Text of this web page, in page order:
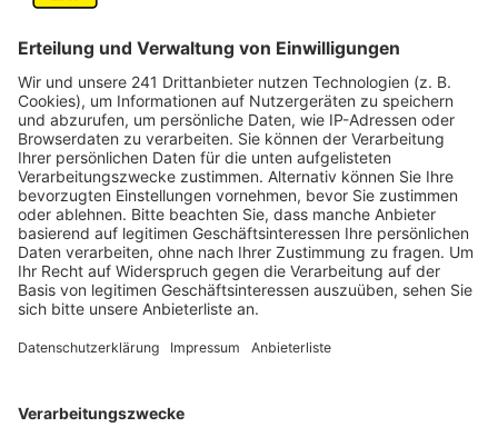
Autoverkehr gesperrt ist.
Veröffentlicht:Dienstag, 18.05.2021 13:51
Anzeige
Noch weiss die Polizei aber nicht, wann genau das
Rennen am Wochenende war, wem die Autos gehören
und wer die Fahrer sind. Wer Hinweise dazu geben
kann, soll sich unbedingt melden, bittet die Polizei. Die
Eigentümer des Geländes aufgenommen. Jetzt prüft
Rad- und Freizeitweg möglich sind, um ein Befahren